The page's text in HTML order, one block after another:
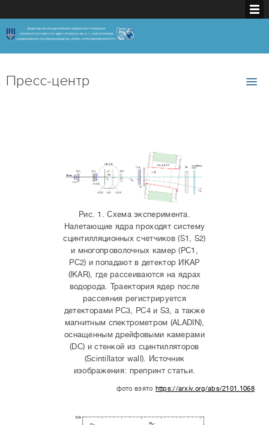
Пресс-центр
Рис. 1. Схема эксперимента.
Налетающие ядра проходят систему
сцинтилляционных счетчиков (S1, S2)
и многопроволочных камер (PC1,
PC2) и попадают в детектор ИКАР
(IKAR), где рассеиваются на ядрах
водорода. Траектория ядер после
рассеяния регистрируется
детекторами PC3, PC4 и S3, а также
магнитным спектрометром (ALADIN),
оснащенным дрейфовыми камерами
(DC) и стенкой из сцинтилляторов
(Scintillator wall). Источник
изображения: препринт статьи.
фото взято https://arxiv.org/abs/2101.10687